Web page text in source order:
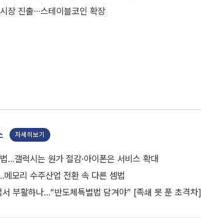
장 진출∙∙∙스테이블코인 확장
자세히보기
…갤럭시는 원가 절감·아이폰은 서비스 확대
메모리 수주산업 전환 속 다른 셈법
부활하나…“반도체특별법 담겨야” [족쇄 못 푼 초격차]